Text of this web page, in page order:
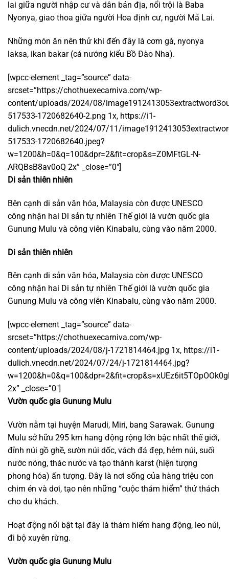
lai giữa người nhập cư và dân bản địa, nổi trội là Baba
Nyonya, giao thoa giữa người Hoa định cư, người Mã Lai.
Những món ăn nên thử khi đến đây là cơm gà, nyonya
laksa, ikan bakar (cá nướng kiểu Bồ Đào Nha).
[wpcc-element _tag=”source” data-
srcset=”https://chothuexecarniva.com/wp-
content/uploads/2024/08/
517533-1720682640-2.png 1x, https://i1-
dulich.vnecdn.net/2024/07/11/
517533-1720682640.jpeg?
w=1200&h=0&q=100&dpr=2&fit=crop&s=Z0MFtGL-N-
ARQBsB8av0oQ 2x” _close=”0″]
Di sản thiên nhiên
Bên cạnh di sản văn hóa, Malaysia còn được UNESCO
công nhận hai Di sản tự nhiên Thế giới là vườn quốc gia
Gunung Mulu và công viên Kinabalu, cùng vào năm 2000.
Di sản thiên nhiên
Bên cạnh di sản văn hóa, Malaysia còn được UNESCO
công nhận hai Di sản tự nhiên Thế giới là vườn quốc gia
Gunung Mulu và công viên Kinabalu, cùng vào năm 2000.
[wpcc-element _tag=”source” data-
srcset=”https://chothuexecarniva.com/wp-
content/uploads/2024/08/j-1721814464.jpg 1x, https://i1-
dulich.vnecdn.net/2024/07/24/j-1721814464.jpg?
2x” _close=”0″]
Vườn quốc gia Gunung Mulu
Vườn nằm tại huyện Marudi, Miri, bang Sarawak. Gunung
Mulu sở hữu 295 km hang động rộng lớn bậc nhất thế giới,
đỉnh núi gồ ghề, sườn núi dốc, vách đá đẹp, hẻm núi, suối
nước nóng, thác nước và tạo thành karst (hiện tượng
phong hóa) ấn tượng. Đây là nơi sống của hàng triệu con
chim én và dơi, tạo nên những “cuộc thám hiểm” thử thách
cho du khách.
Hoạt động nổi bật tại đây là thám hiểm hang động, leo núi,
đi bộ xuyên rừng.
Vườn quốc gia Gunung Mulu